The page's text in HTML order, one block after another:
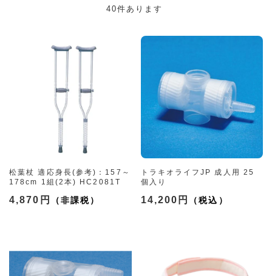
40件あります
松葉杖 適応身長(参考)：157～
178cm 1組(2本) HC2081T
4,870円
トラキオライフJP 成人用 25
個入り
14,200円